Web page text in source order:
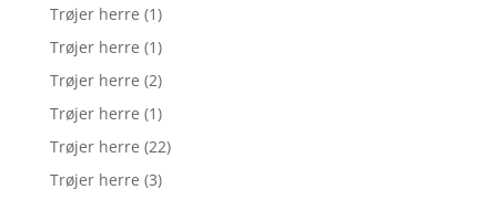
Trøjer herre (1)
Trøjer herre (1)
Trøjer herre (2)
Trøjer herre (1)
Trøjer herre (22)
Trøjer herre (3)